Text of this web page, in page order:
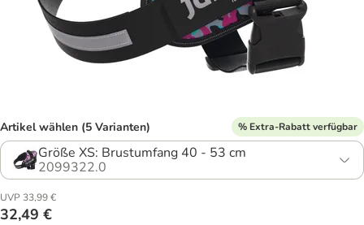
Artikel wählen (5 Varianten) % Extra-Rabatt verfügbar
Größe XS: Brustumfang 40 - 53 cm
2099322.0
UVP 33,99 €
32,49 €